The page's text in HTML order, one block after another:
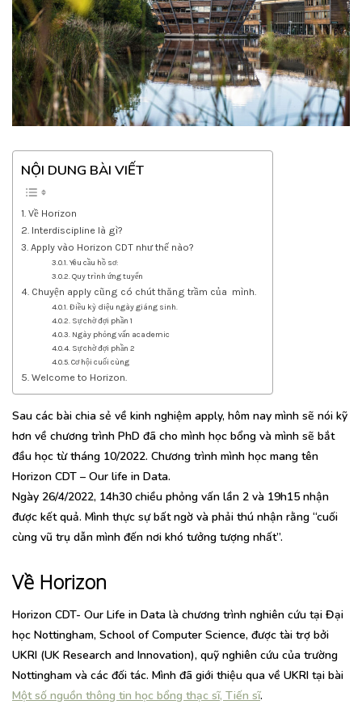
NỘI DUNG BÀI VIẾT
Về Horizon
Interdiscipline là gì?
Apply vào Horizon CDT như thế nào?
Yêu cầu hồ sơ:
Quy trình ứng tuyển
Chuyện apply cũng có chút thăng trầm của mình.
Điều kỳ diệu ngày giáng sinh.
Sự chờ đợi phần 1
Ngày phỏng vấn academic
Sự chờ đợi phần 2
Cơ hội cuối cùng
Welcome to Horizon.
Sau các bài chia sẻ về kinh nghiệm apply, hôm nay mình sẽ nói kỹ
hơn về chương trình PhD đã cho mình học bổng và mình sẽ bắt
đầu học từ tháng 10/2022. Chương trình mình học mang tên
Horizon CDT – Our life in Data.
Ngày 26/4/2022, 14h30 chiều phỏng vấn lần 2 và 19h15 nhận
được kết quả. Mình thực sự bất ngờ và phải thú nhận rằng “cuối
cùng vũ trụ dẫn mình đến nơi khó tưởng tượng nhất”.
Về Horizon
Horizon CDT- Our Life in Data là chương trình nghiên cứu tại Đại
học Nottingham, School of Computer Science, được tài trợ bởi
UKRI (UK Research and Innovation), quỹ nghiên cứu của trường
Nottingham và các đối tác. Mình đã giới thiệu qua về UKRI tại bài
Một số nguồn thông tin học bổng thạc sĩ, Tiến sĩ.